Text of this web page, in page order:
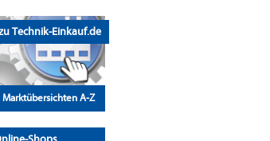
Technik-Einkauf.de
Marktübersichten A-Z